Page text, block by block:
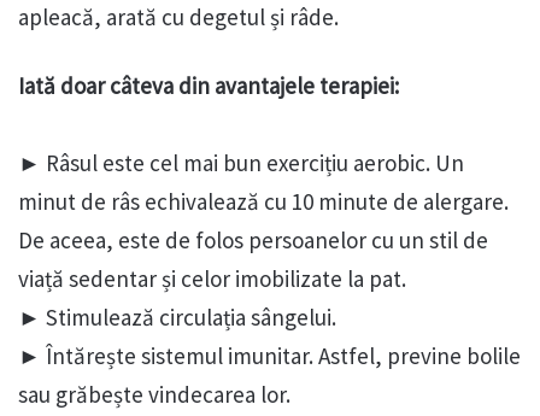
apleacă, arată cu degetul și râde.
Iată doar câteva din avantajele terapiei:
► Râsul este cel mai bun exercițiu aerobic. Un
minut de râs echivalează cu 10 minute de alergare.
De aceea, este de folos persoanelor cu un stil de
viață sedentar și celor imobilizate la pat.
► Stimulează circulația sângelui.
► Întărește sistemul imunitar. Astfel, previne bolile
sau grăbește vindecarea lor.